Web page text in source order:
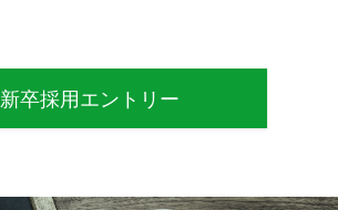
新卒採用エントリー